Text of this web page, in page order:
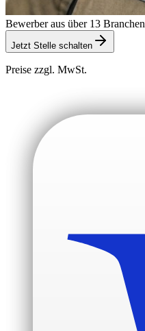
Bewerber aus über 13 Branchen
Jetzt Stelle schalten
Preise zzgl. MwSt.